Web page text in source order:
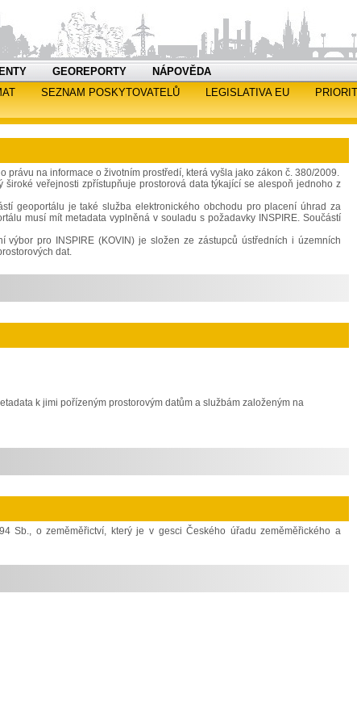
GEOREPORTY
NÁPOVĚDA
SEZNAM POSKYTOVATELŮ LEGISLATIVA EU
na informace o životním prostředí, která vyšla jako zákon č. 380/2009.
veřejnosti zpřístupňuje prostorová data týkající se alespoň jednoho z
geoportálu je také služba elektronického obchodu pro placení úhrad za
musí mít metadata vyplněná v souladu s požadavky INSPIRE. Součástí
pro INSPIRE (KOVIN) je složen ze zástupců ústředních i územních
dat.
k jimi pořízeným prostorovým datům a službám založeným na
Sb., o zeměměřictví, který je v gesci Českého úřadu zeměměřického a